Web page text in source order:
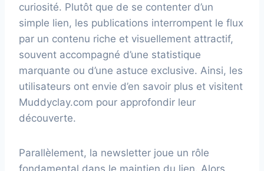
curiosité. Plutôt que de se contenter d’un
simple lien, les publications interrompent le flux
par un contenu riche et visuellement attractif,
souvent accompagné d’une statistique
marquante ou d’une astuce exclusive. Ainsi, les
utilisateurs ont envie d’en savoir plus et visitent
Muddyclay.com pour approfondir leur
découverte.
Parallèlement, la newsletter joue un rôle
fondamental dans le maintien du lien. Alors